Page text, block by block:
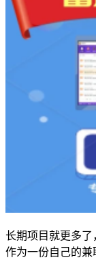
长期项目就更多
作为一份自己的